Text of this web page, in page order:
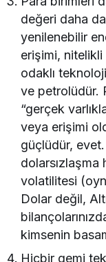
değeri daha
yenilenebilir
erişimi,
odaklı
ve petrolüdür.
“gerçek
veya erişimi
güçlüdür,
dolarsızlaşma
volatilitesi
Dolar değil,
kimsenin
Hiçbir gemi tek